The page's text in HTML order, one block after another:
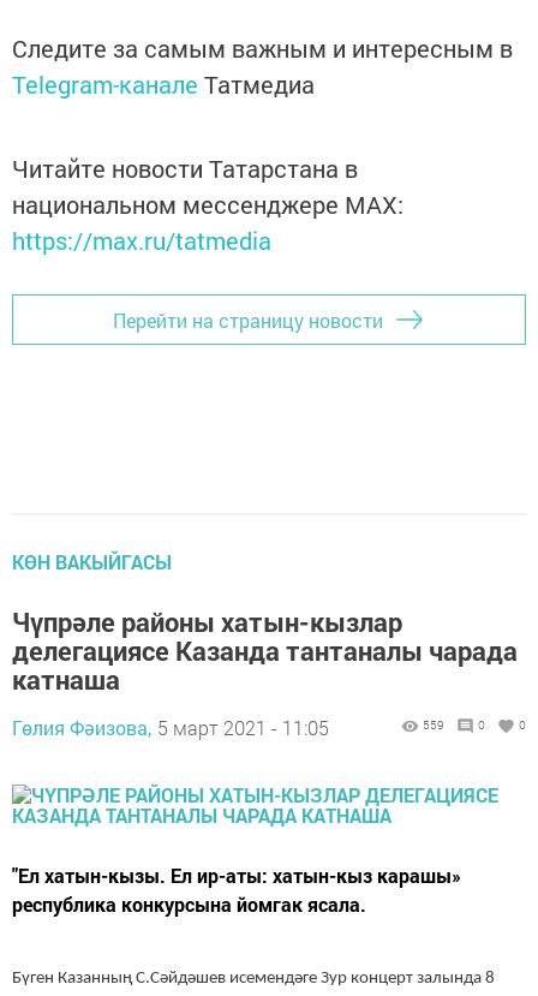
Следите за самым важным и интересным в
Telegram-канале Татмедиа
Читайте новости Татарстана в
национальном мессенджере MАХ:
https://max.ru/tatmedia
Перейти на страницу новости
КӨН ВАКЫЙГАСЫ
Чүпрәле районы хатын-кызлар
делегациясе Казанда тантаналы чарада
катнаша
Гөлия Фәизова, 5 март 2021 - 11:05 559 0 0
"Ел хатын-кызы. Ел ир-аты: хатын-кыз карашы»
республика конкурсына йомгак ясала.
Бүген Казанның С.Сәйдәшев исемендәге Зур концерт залында 8